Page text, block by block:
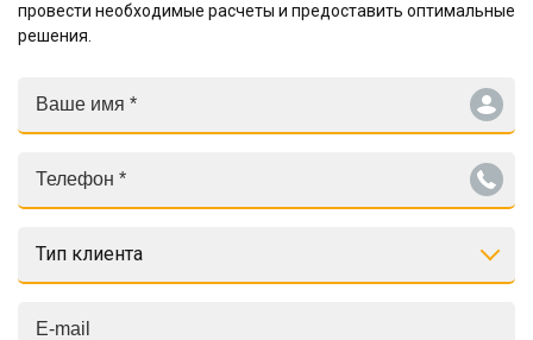
провести необходимые расчеты и предоставить оптимальные
решения.
Тип клиента